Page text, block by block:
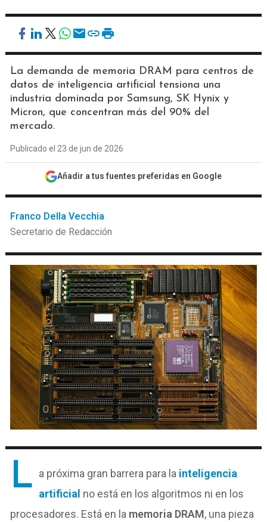
La demanda de memoria DRAM para centros de
datos de inteligencia artificial tensiona una
industria dominada por Samsung, SK Hynix y
Micron, que concentran más del 90% del
mercado.
Publicado el 23 de jun de 2026
Añadir a tus fuentes preferidas en Google
Franco Della Vecchia
Secretario de Redacción
L a próxima gran barrera para la inteligencia
artificial no está en los algoritmos ni en los
procesadores. Está en la memoria DRAM, una pieza